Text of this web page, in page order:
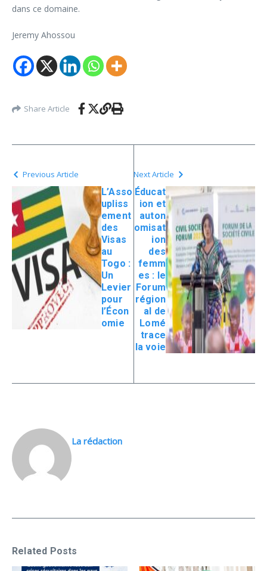
dans ce domaine.
Jeremy Ahossou
Share Article
Previous Article
L’Asso
upliss
ement
des
Visas
au
Togo :
Un
Levier
pour
l’Écon
omie
Next Article
Éducat
ion et
auton
omisat
ion
des
femm
es : le
Forum
région
al de
Lomé
trace
la voie
La rédaction
Related Posts